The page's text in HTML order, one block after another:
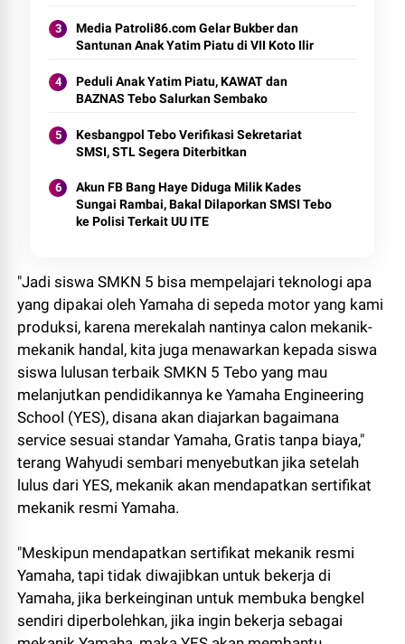
Media Patroli86.com Gelar Bukber dan
Santunan Anak Yatim Piatu di VII Koto Ilir
Peduli Anak Yatim Piatu, KAWAT dan
BAZNAS Tebo Salurkan Sembako
Kesbangpol Tebo Verifikasi Sekretariat
SMSI, STL Segera Diterbitkan
Akun FB Bang Haye Diduga Milik Kades
Sungai Rambai, Bakal Dilaporkan SMSI Tebo
ke Polisi Terkait UU ITE
"Jadi siswa SMKN 5 bisa mempelajari teknologi apa
yang dipakai oleh Yamaha di sepeda motor yang kami
produksi, karena merekalah nantinya calon mekanik-
mekanik handal, kita juga menawarkan kepada siswa
siswa lulusan terbaik SMKN 5 Tebo yang mau
melanjutkan pendidikannya ke Yamaha Engineering
School (YES), disana akan diajarkan bagaimana
service sesuai standar Yamaha, Gratis tanpa biaya,"
terang Wahyudi sembari menyebutkan jika setelah
lulus dari YES, mekanik akan mendapatkan sertifikat
mekanik resmi Yamaha.
"Meskipun mendapatkan sertifikat mekanik resmi
Yamaha, tapi tidak diwajibkan untuk bekerja di
Yamaha, jika berkeinginan untuk membuka bengkel
sendiri diperbolehkan, jika ingin bekerja sebagai